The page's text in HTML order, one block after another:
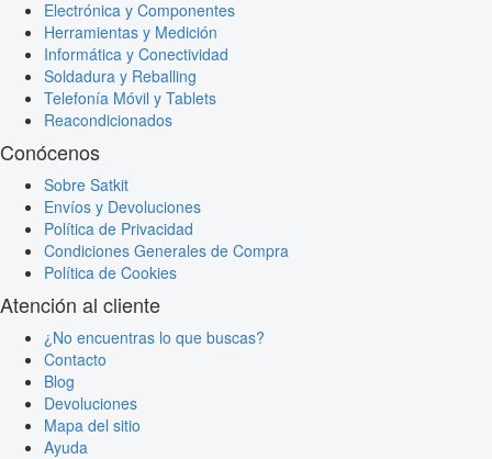
Electrónica y Componentes
Herramientas y Medición
Informática y Conectividad
Soldadura y Reballing
Telefonía Móvil y Tablets
Reacondicionados
Conócenos
Sobre Satkit
Envíos y Devoluciones
Política de Privacidad
Condiciones Generales de Compra
Política de Cookies
Atención al cliente
¿No encuentras lo que buscas?
Contacto
Blog
Devoluciones
Mapa del sitio
Ayuda